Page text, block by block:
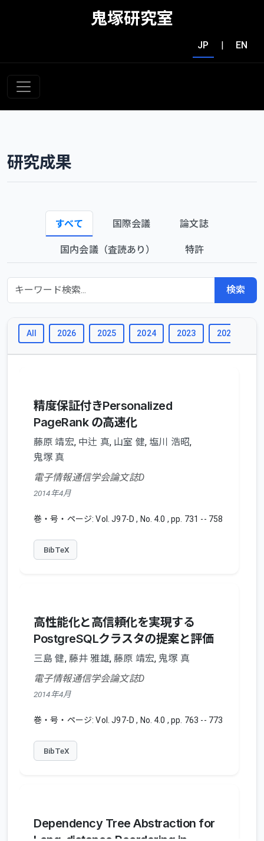
鬼塚研究室
JP | EN
研究成果
すべて 国際会議 論文誌
国内会議（査読あり） 特許
検索
All 2026 2025 2024 2023 2022
精度保証付きPersonalized
PageRank の高速化
藤原 靖宏, 中辻 真, 山室 健, 塩川 浩昭,
鬼塚 真
電子情報通信学会論文誌D
2014年4月
巻・号・ページ: Vol. J97-D , No. 4.0 , pp. 731 -- 758
BibTeX
高性能化と高信頼化を実現する
PostgreSQLクラスタの提案と評価
三島 健, 藤井 雅雄, 藤原 靖宏, 鬼塚 真
電子情報通信学会論文誌D
2014年4月
巻・号・ページ: Vol. J97-D , No. 4.0 , pp. 763 -- 773
BibTeX
Dependency Tree Abstraction for